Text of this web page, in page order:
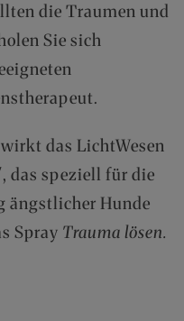
die Traumen und
Sie sich
das LichtWesen
, das speziell für die
ängstlicher Hunde
Spray Trauma lösen.